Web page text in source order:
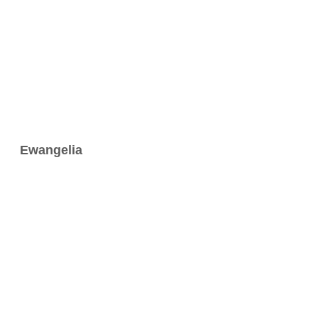
Ewangelia